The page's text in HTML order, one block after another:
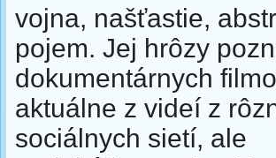
vojna, našťastie,
pojem. Jej hrôzy
dokumentárnych
aktuálne z videí z
sociálnych sietí, ale